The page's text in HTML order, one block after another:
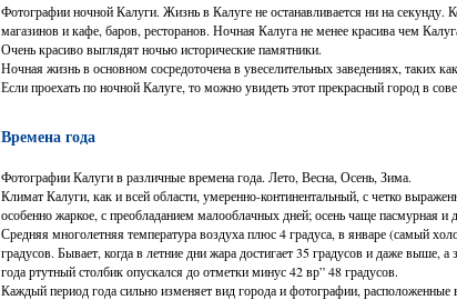
Фотографии ночной Калуги. Жизнь в Калуге не останавливается ни на секунду.
магазинов и кафе, баров, ресторанов. Ночная Калуга не менее красива чем
Очень красиво выглядят ночью исторические памятники.
Ночная жизнь в основном сосредоточена в увеселительных заведениях, таких
Если проехать по ночной Калуге, то можно увидеть этот прекрасный город в
Времена года
Фотографии Калуги в различные времена года. Лето, Весна, Осень, Зима.
Климат Калуги, как и всей области, умеренно-континентальный, с четко
особенно жаркое, с преобладанием малооблачных дней; осень чаще пасмурная
Средняя многолетняя температура воздуха плюс 4 градуса, в январе (самый
градусов. Бывает, когда в летние дни жара достигает 35 градусов и даже
года ртутный столбик опускался до отметки минус 42 вр” 48 градусов.
Каждый период года сильно изменяет вид города и фотографии, расположенные